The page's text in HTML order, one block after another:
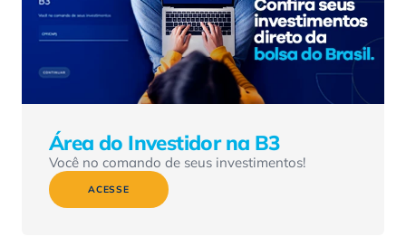
Área do Investidor na B3
Você no comando de seus investimentos!
ACESSE